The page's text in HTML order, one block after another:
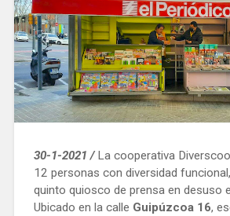
tejido
empresarial»
30-1-2021 /La cooperativa
12 personas con diversidad
quinto quiosco de prensa en desuso
Ubicado en la calle Guipúzcoa 16,